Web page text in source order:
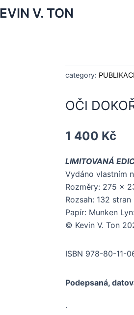
V. TON
category:
OČI
1 400 Kč
LIMITOVANÁ
Vydáno vlastním
Rozměry: 275 x
Rozsah: 132 stran
Papír: Munken
© Kevin V. Ton
ISBN 978-80-11-
Podepsaná,
.